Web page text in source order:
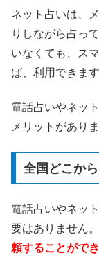
ネット占いは、
りしながら占っ
いなくても、ス
ば、利用できます
電話占いやネッ
メリットがありま
全国どこか
電話占いやネッ
要はありません
頼することがで